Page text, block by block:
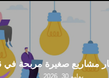
أفضل 10 أفكار مشاريع ناشئة مربحة
السعودية